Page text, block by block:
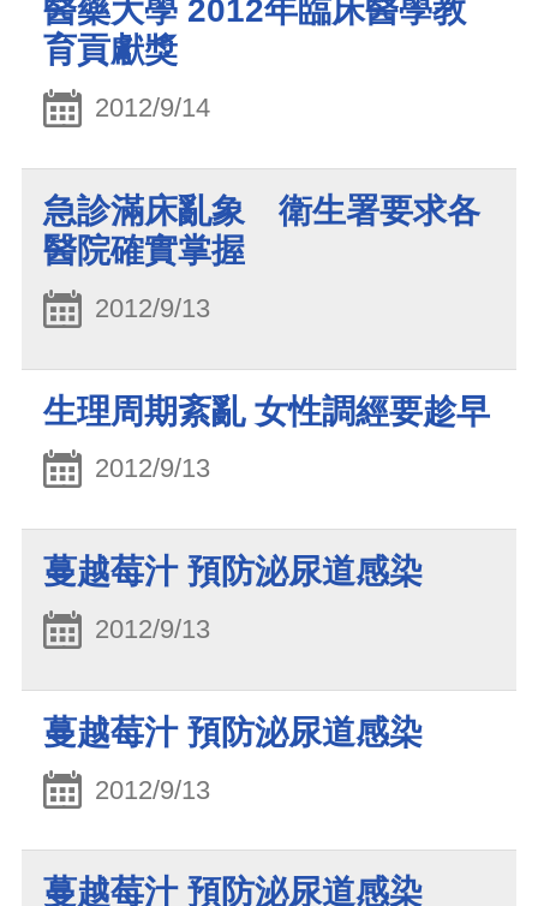
醫藥大學 2012年臨床醫學教
育貢獻獎
2012/9/14
急診滿床亂象 衛生署要求各
醫院確實掌握
2012/9/13
生理周期紊亂 女性調經要趁早
2012/9/13
蔓越莓汁 預防泌尿道感染
2012/9/13
蔓越莓汁 預防泌尿道感染
2012/9/13
蔓越莓汁 預防泌尿道感染